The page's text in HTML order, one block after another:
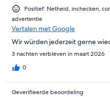
Positief: Netheid, inchecken,
advertentie
Vertalen met Google
Wir würden jederzeit gerne
3 nachten verbleven in maart 2026
0
Geverifieerde beoordeling